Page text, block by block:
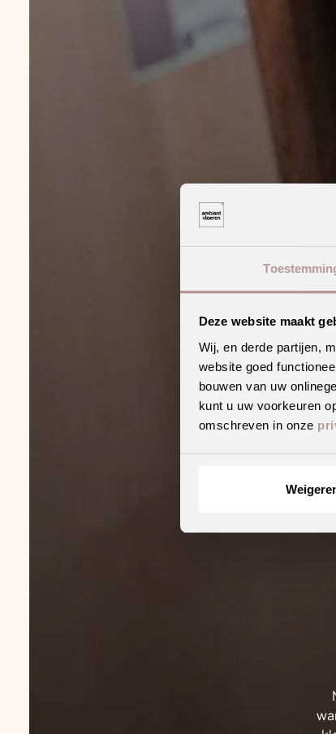
Deze website maakt
Wij, en derde partijen,
website goed
bouwen van uw
kunt u uw voorkeuren
omschreven in onze